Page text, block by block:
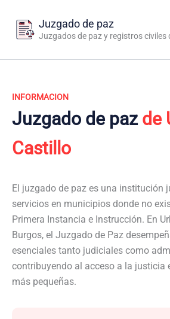
contenido
Juzgado de paz
Juzgados de paz y registros civiles
INFORMACION
Juzgado de paz de
Castillo
El juzgado de paz es una institución
servicios en municipios donde no
Primera Instancia e Instrucción. En
Burgos, el Juzgado de Paz
esenciales tanto judiciales como
contribuyendo al acceso a la justicia
más pequeñas.